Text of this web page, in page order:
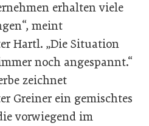
erhalten viele
meint
Hartl. „Die Situation
noch angespannt.“
zeichnet
Greiner ein gemischtes
vorwiegend im